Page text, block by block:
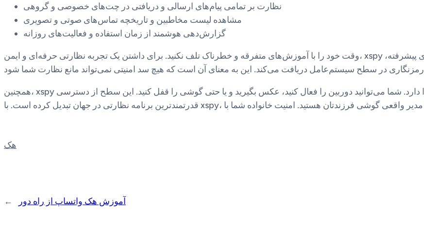
نظارت بر تمامی پیام‌های ارسالی و دریافتی در چت‌های خصوصی و گروهی
مشاهده لیست مخاطبین و تاریخچه تماس‌های صوتی و تصویری
گزارش‌دهی هوشمند از زمان استفاده و فعالیت‌های روزانه
وقت خود را با آموزش‌های متفرقه و خطرناک تلف نکنید. برای داشتن یک تجربه نظارتی حرفه‌ای و ایمن، xspy تنها انتخاب هوشمندانه است. این برنامه با استفاده از الگوریتم‌های پیشرفته،
همچنین، xspy قابلیت کنترل از راه دور سخت‌افزار گوشی را دارد. شما می‌توانید دوربین را فعال کنید، عکس بگیرید و یا حتی گوشی را قفل کنید. این سطح از دسترسی، xspy را به
هک
← آموزش هک واتساپ از راه دور